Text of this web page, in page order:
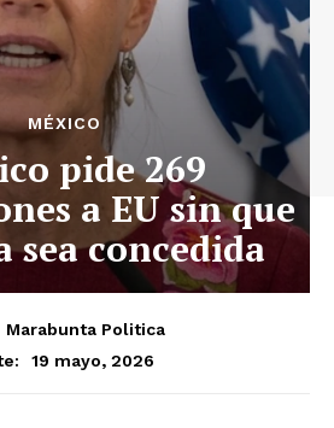
MÉXICO
pide 269
a EU sin que
sea concedida
Marabunta Politica
19 mayo, 2026